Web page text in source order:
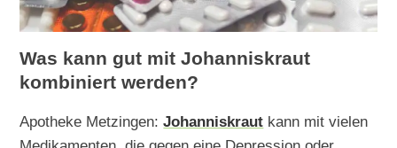
Was kann gut mit Johanniskraut
kombiniert werden?
Apotheke Metzingen:Johanniskraut kann mit vielen